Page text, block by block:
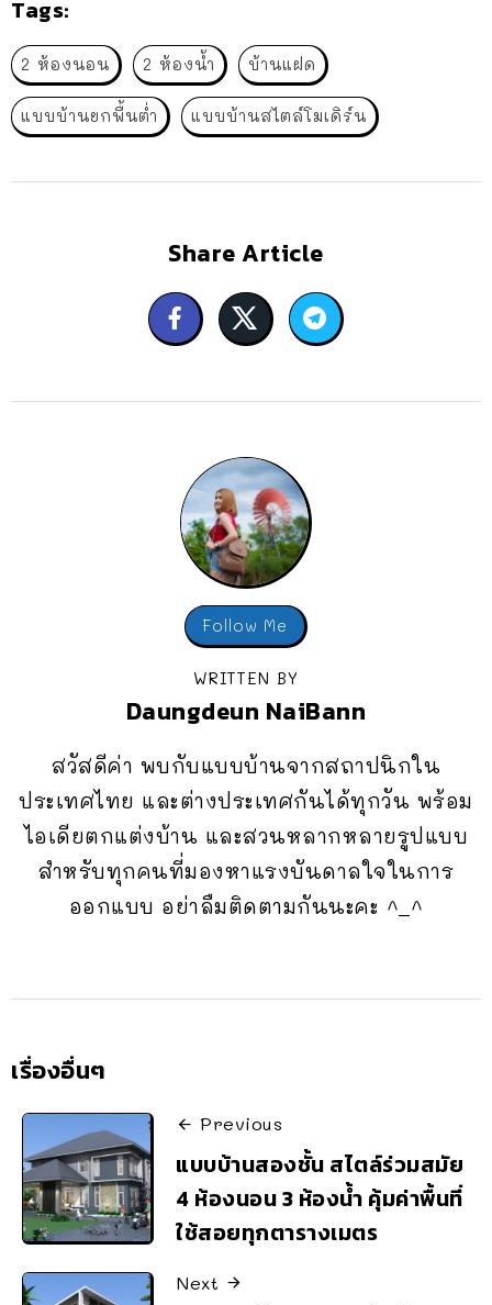
Tags:
2 ห้องนอน 2 ห้องน้ำ บ้านแฝด
แบบบ้านยกพื้นต่ำ แบบบ้านสไตล์โมเดิร์น
Share Article
Follow Me
WRITTEN BY
Daungdeun NaiBann
สวัสดีค่า พบกับแบบบ้านจากสถาปนิกใน
ประเทศไทย และต่างประเทศกันได้ทุกวัน พร้อม
ไอเดียตกแต่งบ้าน และสวนหลากหลายรูปแบบ
สำหรับทุกคนที่มองหาแรงบันดาลใจในการ
ออกแบบ อย่าลืมติดตามกันนะคะ ^_^
เรื่องอื่นๆ
Previous
แบบบ้านสองชั้น สไตล์ร่วมสมัย
4 ห้องนอน 3 ห้องน้ำ คุ้มค่าพื้นที่
ใช้สอยทุกตารางเมตร
Next